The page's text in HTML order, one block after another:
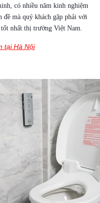
có nhiều năm kinh nghiệm
đề mà quý khách gặp phải với
nhất thị trường Việt Nam.
tại Hà Nội